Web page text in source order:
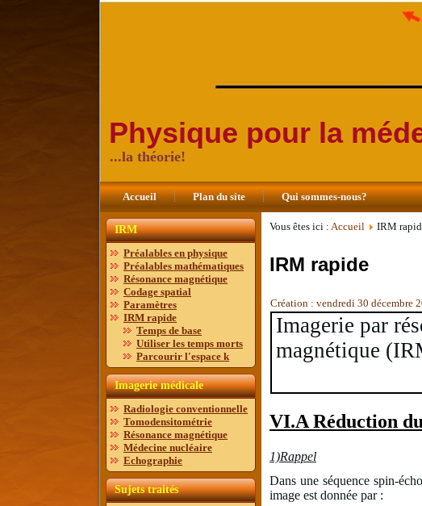
Physique pour la
...la théorie!
Accueil Plan du site Qui sommes-nous?
IRM
Préalables en physique
Préalables mathématiques
Résonance magnétique
Codage spatial
Paramètres
IRM rapide
Temps de base
Utiliser les temps morts
Parcourir l'espace k
Imagerie médicale
Radiologie conventionnelle
Tomodensitométrie
Résonance magnétique
Médecine nucléaire
Echographie
Sujets traités
Vous êtes ici : Accueil IRM
IRM rapide
Création : vendredi 30 décembre
Imagerie par
magnétique
VI.A Réduction
1)Rappel
Dans une séquence spin-
image est donnée par :